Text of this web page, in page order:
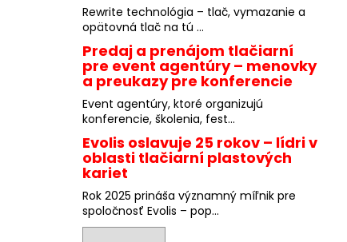
Rewrite technológia – tlač, vymazanie a
opätovná tlač na tú ...
Predaj a prenájom tlačiarní
pre event agentúry – menovky
a preukazy pre konferencie
Event agentúry, ktoré organizujú
konferencie, školenia, fest...
Evolis oslavuje 25 rokov – lídri v
oblasti tlačiarní plastových
kariet
Rok 2025 prináša významný míľnik pre
spoločnosť Evolis – pop...